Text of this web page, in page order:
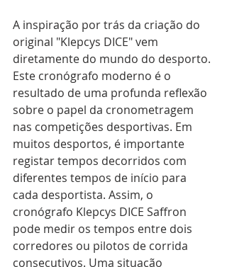
A inspiração por trás da criação do
original "Klepcys DICE" vem
diretamente do mundo do desporto.
Este cronógrafo moderno é o
resultado de uma profunda reflexão
sobre o papel da cronometragem
nas competições desportivas. Em
muitos desportos, é importante
registar tempos decorridos com
diferentes tempos de início para
cada desportista. Assim, o
cronógrafo Klepcys DICE Saffron
pode medir os tempos entre dois
corredores ou pilotos de corrida
consecutivos. Uma situação